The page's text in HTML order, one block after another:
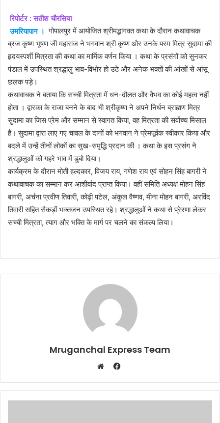
रिपोर्टर : सतीश चौरसिया
उमरियापान । गोपालपुर में आयोजित श्रीमद्भागवत कथा के दौरान कथावाचक
ब्रज कृष्ण भूषण जी महाराज ने भगवान श्री कृष्ण और उनके परम मित्र सुदामा की
हृदयस्पर्शी मित्रता की कथा का मार्मिक वर्णन किया । कथा के प्रसंगों को सुनकर
पंडाल में उपस्थित श्रद्धालु भाव-विभोर हो उठे और अनेक भक्तों की आंखों से आंसू
छलक पड़े।
कथावाचक ने बताया कि सच्ची मित्रता में धन-दौलत और वैभव का कोई महत्व नहीं
होता । द्वारका के राजा बनने के बाद भी श्रीकृष्ण ने अपने निर्धन ब्राह्मण मित्र
सुदामा का जिस प्रेम और सम्मान से स्वागत किया, वह मित्रता की सर्वोच्च मिसाल
है। सुदामा द्वारा लाए गए चावल के दानों को भगवान ने प्रेमपूर्वक स्वीकार किया और
बदले में उन्हें तीनों लोकों का सुख-समृद्धि प्रदान की । कथा के इस प्रसंग ने
श्रद्धालुओं को गहरे भाव में डुबो दिया।
कार्यक्रम के दौरान मोती हल्दकार, विजय राय, गणेश राय एवं सोहन सिंह बागरी ने
कथावाचक का सम्मान कर आशीर्वाद प्राप्त किया। वहीं समिति अध्यक्ष मोहन सिंह
बागरी, अर्चना प्रवीण तिवारी, कोढ़ी पटेल, अंकुल वैष्णव, मीना मोहन बागरी, अरविंद
तिवारी सहित सैकड़ों भक्तजन उपस्थित रहे। श्रद्धालुओं ने कथा से प्रेरणा लेकर
सच्ची मित्रता, त्याग और भक्ति के मार्ग पर चलने का संकल्प लिया।
Mruganchal Express Team
Facebook